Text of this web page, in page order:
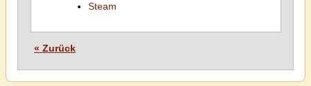
Steam
« Zurück